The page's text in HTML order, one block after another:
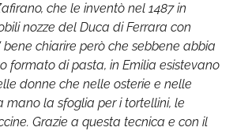
che le inventò nel 1487 in
nozze del Duca di Ferrara con
bene chiarire però che sebbene abbia
formato di pasta, in Emilia esistevano
donne che nelle osterie e nelle
mano la sfoglia per i tortellini, le
Grazie a questa tecnica e con il